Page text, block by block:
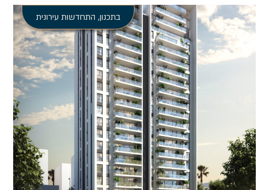
בתכנון, התחדשות עירונית